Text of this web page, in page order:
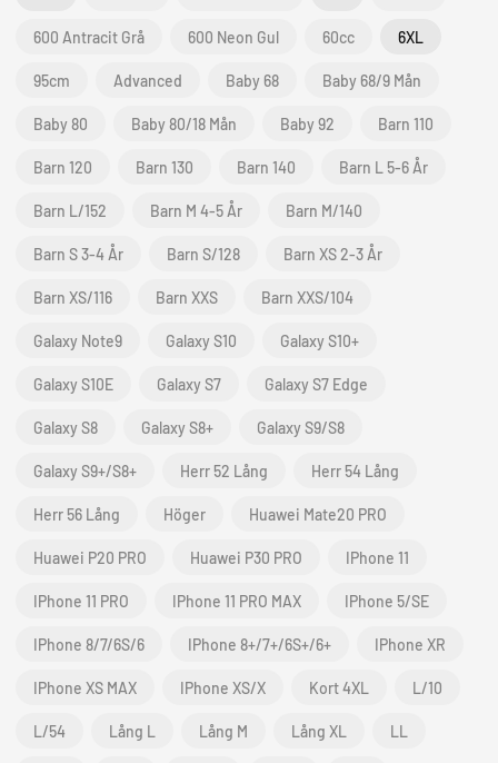
600 Antracit Grå 600 Neon Gul 60cc 6XL
95cm Advanced Baby 68 Baby 68/9 Mån
Baby 80 Baby 80/18 Mån Baby 92 Barn 110
Barn 120 Barn 130 Barn 140 Barn L 5-6 År
Barn L/152 Barn M 4-5 År Barn M/140
Barn S 3-4 År Barn S/128 Barn XS 2-3 År
Barn XS/116 Barn XXS Barn XXS/104
Galaxy Note9 Galaxy S10 Galaxy S10+
Galaxy S10E Galaxy S7 Galaxy S7 Edge
Galaxy S8 Galaxy S8+ Galaxy S9/S8
Galaxy S9+/S8+ Herr 52 Lång Herr 54 Lång
Herr 56 Lång Höger Huawei Mate20 PRO
Huawei P20 PRO Huawei P30 PRO IPhone 11
IPhone 11 PRO IPhone 11 PRO MAX IPhone 5/SE
IPhone 8/7/6S/6 IPhone 8+/7+/6S+/6+ IPhone XR
IPhone XS MAX IPhone XS/X Kort 4XL L/10
L/54 Lång L Lång M Lång XL LL